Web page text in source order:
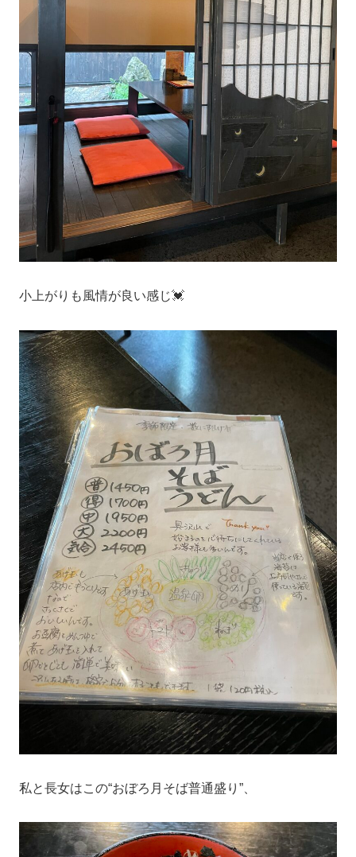
小上がりも風情が良い感じ💓
私と長女はこの“おぼろ月そば普通盛り”、